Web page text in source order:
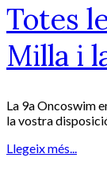
Totes
Milla i
La 9a Oncoswim
la vostra
Llegeix més...